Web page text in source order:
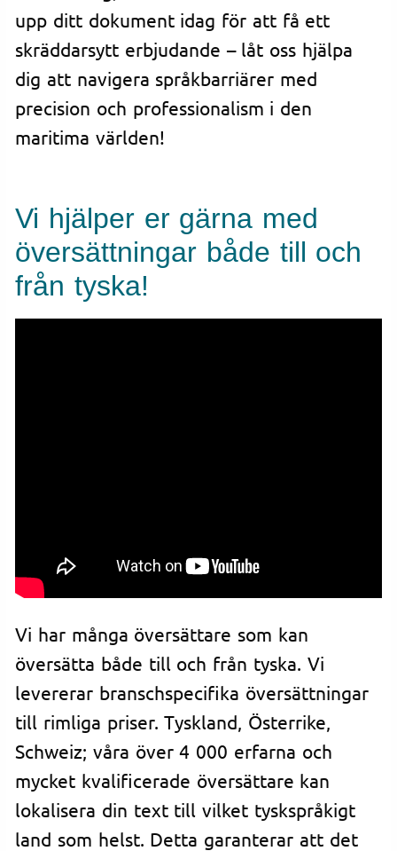
upp ditt dokument idag för att få ett
skräddarsytt erbjudande – låt oss hjälpa
dig att navigera språkbarriärer med
precision och professionalism i den
maritima världen!
Vi hjälper er gärna med
översättningar både till och
från tyska!
Vi har många översättare som kan
översätta både till och från tyska. Vi
levererar branschspecifika översättningar
till rimliga priser. Tyskland, Österrike,
Schweiz; våra över 4 000 erfarna och
mycket kvalificerade översättare kan
lokalisera din text till vilket tyskspråkigt
land som helst. Detta garanterar att det